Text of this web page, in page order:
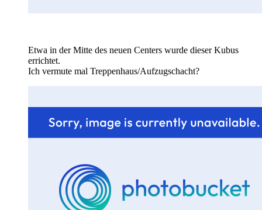
Etwa in der Mitte des neuen Centers wurde dieser Kubus
errichtet.
Ich vermute mal Treppenhaus/Aufzugschacht?